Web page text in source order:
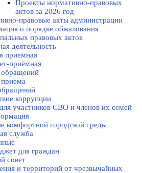
Проекты нормативно-правовых
актов за 2026 год
правовые акты администрации
о порядке обжалования
правовых актов
деятельность
приемная
приёмная
коррупции
участников СВО и членов их семей
комфортной городской среды
служба
для граждан
совет
и территорий от чрезвычайных